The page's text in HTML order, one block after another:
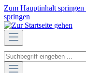
Zum Hauptinhalt springen
springen